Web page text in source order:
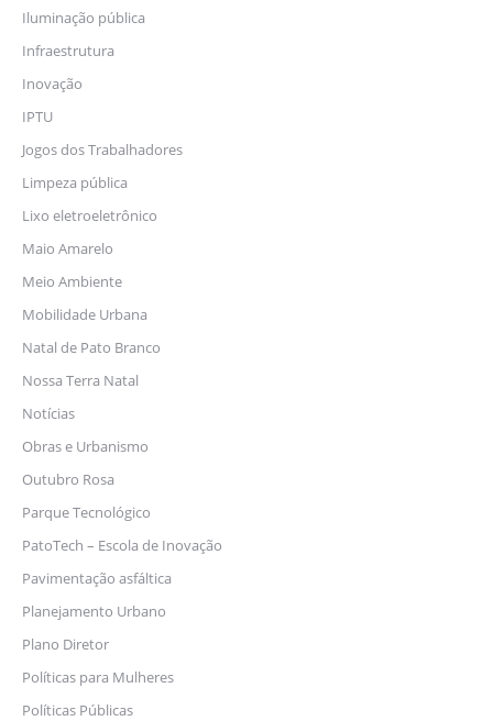
Iluminação pública
Infraestrutura
Inovação
IPTU
Jogos dos Trabalhadores
Limpeza pública
Lixo eletroeletrônico
Maio Amarelo
Meio Ambiente
Mobilidade Urbana
Natal de Pato Branco
Nossa Terra Natal
Notícias
Obras e Urbanismo
Outubro Rosa
Parque Tecnológico
PatoTech – Escola de Inovação
Pavimentação asfáltica
Planejamento Urbano
Plano Diretor
Políticas para Mulheres
Políticas Públicas